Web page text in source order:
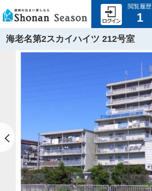
閲覧履歴
1
海老名第2スカイハイツ 212号室